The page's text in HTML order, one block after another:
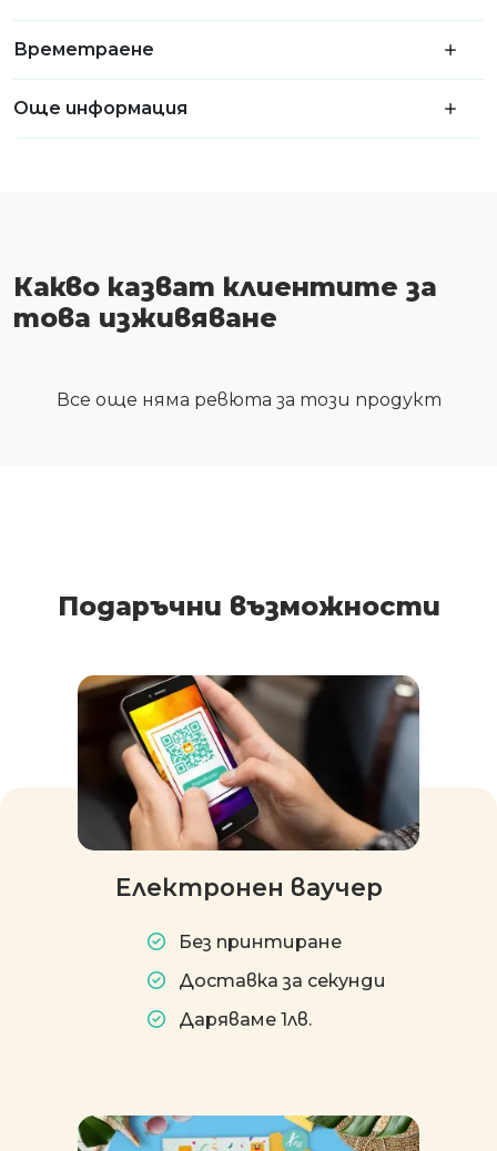
Времетраене
Още информация
Какво казват клиентите за
това изживяване
Все още няма ревюта за този продукт
Подаръчни възможности
Електронен ваучер
Без принтиране
Доставка за секунди
Даряваме 1лв.